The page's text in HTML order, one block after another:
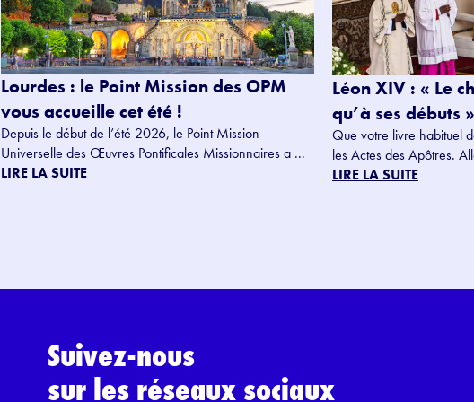
Lourdes : le Point Mission des OPM
vous accueille cet été !
Depuis le début de l’été 2026, le Point Mission
Universelle des Œuvres Pontificales Missionnaires a ...
LIRE LA SUITE
Léon XIV : « Le
qu’à ses débuts
Que votre livre habituel
les Actes des Apôtres.
LIRE LA SUITE
Suivez-nous
sur les réseaux sociaux